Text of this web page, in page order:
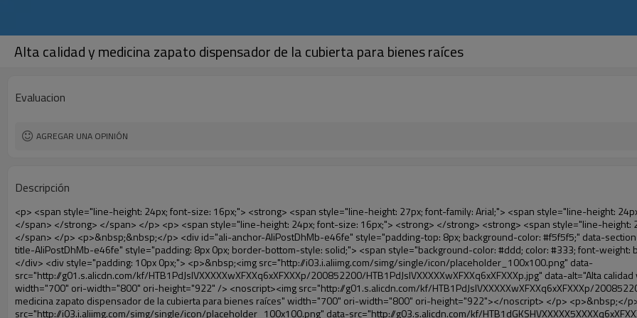
Alta calidad y medicina zapato dispensador de la cubierta para bienes raíces
Evaluacion
AGREGAR UNA OPINIÓN
Descripción
<p> <span style="line-height: 24px; font-size: 16px;"> <strong> <span style="line-height: 27px; font-family: Arial;"> <span style="line-height: 24px;"> Nombre del producto: automático máquina de la cubierta </span> </span> </strong> </span> </p> <p> <span style="line-height: 24px; font-size: 16px;"> <strong> </strong> <strong> <span style="line-height: 24px; font-family: Arial;"> Modelo no.: XT-46B (i) </span> </strong> </span> </p> <p>&nbsp;&nbsp;</p> <div id="ali-anchor-AliPostDhMb-e46fe" style="padding-top: 8px; background-color: #f5f5f5;" data-section-title="Product Uses" data-section="AliPostDhMb-e46fe"> <div id="ali-title-AliPostDhMb-e46fe" style="padding: 8px 0px; border-bottom-style: solid;"> <span style="background-color: #ddd; color: #333; font-weight: bold; padding: 8px 10px; line-height: 12px;"> Producto utiliza </span> </div> <div style="padding: 10px 0px;"> <p>&nbsp;<img src="http://i03.i.aliimg.com/simg/single/icon/placeholder_100x100.png" data-src="http://g01.s.alicdn.com/kf/HTB1PdJsIVXXXXXwXFXXq6xXFXXXp/200852200/HTB1PdJsIVXXXXXwXFXXq6xXFXXXp.jpg" data-alt="Alta calidad y medicina zapato dispensador de la cubierta para bienes raíces" width="700" ori-width="800" ori-height="922" /> <noscript><img src="http://g01.s.alicdn.com/kf/HTB1PdJsIVXXXXXwXFXXq6xXFXXXp/200852200/HTB1PdJsIVXXXXXwXFXXq6xXFXXXp.jpg" alt="Alta calidad y medicina zapato dispensador de la cubierta para bienes raíces" width="700" ori-width="800" ori-height="922"></noscript> </p> <p>&nbsp;</p> <p><img src="http://i03.i.aliimg.com/simg/single/icon/placeholder_100x100.png" data-src="http://g03.s.alicdn.com/kf/HTB1dGKSHVXXXXX5XXXXq6xXFXXXf/200852200/HTB1dGKSHVXXXXX5XXXXq6xXFXXXf.jpg" width="700" /> <noscript><img src="http://g03.s.alicdn.com/kf/HTB1dGKSHVXXXXX5XXXXq6xXFXXXf/200852200/HTB1dGKSHVXXXXX5XXXXq6xXFXXXf.jpg" width="700"></noscript> </p> </div> </div> <p>&nbsp;</p> <p>&nbsp;</p> <div id="ali-anchor-AliPostDhMb-te3xv" style="padding-top: 8px;" data-section-title="Technology" data-section="AliPostDhMb-te3xv"> <div id="ali-title-AliPostDhMb-te3xv" style="padding: 8px 0px; border-bottom-style: solid;"> <span style="background-color: #ddd; color: #333; font-weight: bold; padding: 8px 10px; line-height: 12px;"> Tecnología </span> </div> <div style="padding: 10px 0px;"> <p>&nbsp; <span style="line-height: normal; font-size: 14px; font-family: Arial;"> Esta máquina de la cubierta automática utiliza el principio de que <span style="line-height: 21px; color: #0000ff;"> <strong> <span style="line-height: 21px; color: #99cc00;"> <em> T </em> </span> </strong> </span> </span> <strong> <span style="line-height: 21px; color: #99cc00;"> <em> <span style="line-height: normal; font-family: Arial;"> Hermo film retráctil se reducirá en </span> </em> </span> </strong> </p> <p> <span style="line-height: 21px; font-size: 14px;"> <strong> <em> <span style="line-height: normal; font-family: Arial; color: #99cc00;"> Temperatura adecuada </span> </em> </strong> <span style="line-height: normal; font-family: Arial;"> <strong> <em> <span style="line-height: 21px; color: #99cc00;"> . </span> </em> </strong> Tecnología diferente de otros cubierta del zapato </span> <span style="line-height: normal; font-family: Arial;"> Máquina </span> <span style="line-height: normal; font-family: Arial;"> . </span> </span> </p> <p> <span style="line-height: 21px; font-size: 14px;"> <span style="line-height: normal; font-family: Arial;"> Puede <span style="line-height: 21px; color: #0000ff;"> </span> </span> <em> <span style="line-height: normal; font-weight: bold; font-family: Arial; color: #99cc00;"> Automáticamente </span> </em> <span style="line-height: normal; font-family: Arial;"> <em> <span style="line-height: 21px; color: #99cc00;"> </span> </em> Salidas y corta la película de PVC y </span> <em> <span style="line-height: normal; font-weight: bold; font-family: Arial; color: #99cc00;"> Proporcionar aire caliente. </span> </em> </span> </p> <p><br> <strong> <span style="line-height: 21px; font-size: 14px;"> <span style="line-height: normal; font-family: Arial;"> Que </span> <span style="line-height: 18px;"> <span style="line-height: normal; font-family: Arial;"> Sólo toma tres </span> </span> <span style="line-height: normal; font-family: Arial;"> Segundos para hacer que el PVC película en zapatos cubierta del zapato y abrigos de las personas </span> <span style="line-height: normal; font-family: Arial;"> . </span> </span> </strong> </p> <p>&nbsp;</p> <p>&nbsp;</p> <p> <strong> <span style="line-height: 36px; color: #99cc00; font-size: 24px;"> <em> <span style="line-height: 21px;"> <span style="line-height: normal; font-family: Arial;"> Automática máquina de la cubierta </span> </span> </em> </span> </strong> </p> <p> <span style="line-height: 27px; font-size: 18px; color: #99cc00;"> <em> <span style="line-height: 21px;"> <span style="line-height: normal; font-family: Arial;"> Para proporcionar un ambiente limpio! </span> </span> </em> </span> </p> <p><span style="line-height: 18px; background-color: #f5f5f5;">&nbsp;</span></p> </div> </div> <div id="ali-anchor-AliPostDhMb-e0wuz" style="padding-top: 8px;" data-section-title="Product Description" data-section="AliPostDhMb-e0wuz"> <div id="ali-title-AliPostDhMb-e0wuz" style="padding: 8px 0px; border-bottom-style: solid;"> <span style="background-color: #ddd; color: #333; font-weight: bold; padding: 8px 10px; line-height: 12px;"> Descripción del producto </span> </div> <div style="padding: 10px 0px;"><p><img src="http://i03.i.aliimg.com/simg/single/icon/placeholder_100x100.png" data-src="http://g01.s.alicdn.com/kf/HTB1QRdpIVXXXXbbXVXXq6xXFXXXM/200852200/HTB1QRdpIVXXXXbbXVXXq6xXFXXXM.jpg" data-alt="Alta calidad y medicina zapato dispensador de la cubierta para bienes raíces" width="700" style="background-color: #f5f5f5;" ori-width="700" ori-height="967" /> <noscript><img src="http://g01.s.alicdn.com/kf/HTB1QRdpIVXXXXbbXVXXq6xXFXXXM/200852200/HTB1QRdpIVXXXXbbXVXXq6xXFXXXM.jpg" alt="Alta calidad y medicina zapato dispensador de la cubierta para bienes raíces" width="700" style="background-color: #f5f5f5;" ori-width="700" ori-height="967"></noscript> </p></div> </div> <p>&nbsp;</p> <p>&nbsp;<img src="http://i03.i.aliimg.com/simg/single/icon/